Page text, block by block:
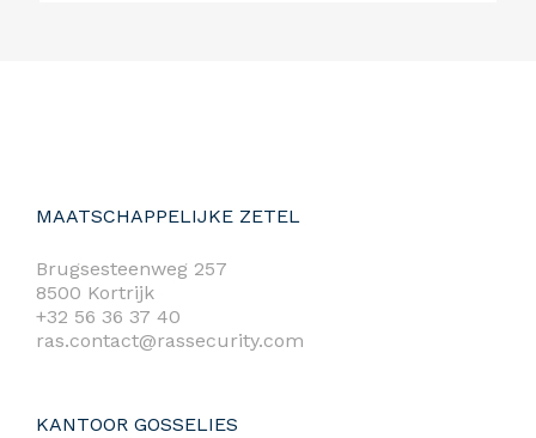
MAATSCHAPPELIJKE ZETEL
Brugsesteenweg 257
8500 Kortrijk
+32 56 36 37 40
ras.contact@rassecurity.com
KANTOOR GOSSELIES